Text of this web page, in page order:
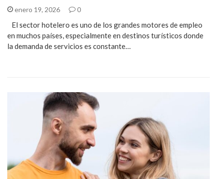
enero 19, 2026 0
El sector hotelero es uno de los grandes motores de empleo
en muchos países, especialmente en destinos turísticos donde
la demanda de servicios es constante…